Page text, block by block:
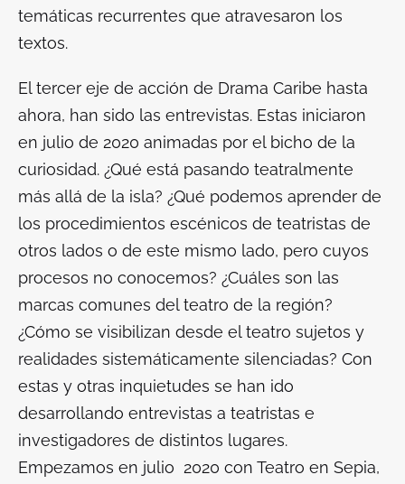
temáticas recurrentes que atravesaron los
textos.
El tercer eje de acción de Drama Caribe hasta
ahora, han sido las entrevistas. Estas iniciaron
en julio de 2020 animadas por el bicho de la
curiosidad. ¿Qué está pasando teatralmente
más allá de la isla? ¿Qué podemos aprender de
los procedimientos escénicos de teatristas de
otros lados o de este mismo lado, pero cuyos
procesos no conocemos? ¿Cuáles son las
marcas comunes del teatro de la región?
¿Cómo se visibilizan desde el teatro sujetos y
realidades sistemáticamente silenciadas? Con
estas y otras inquietudes se han ido
desarrollando entrevistas a teatristas e
investigadores de distintos lugares.
Empezamos en julio 2020 con Teatro en Sepia,